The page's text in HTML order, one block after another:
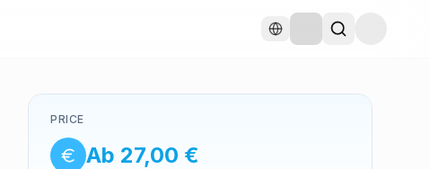
PRICE
Ab 27,00 €